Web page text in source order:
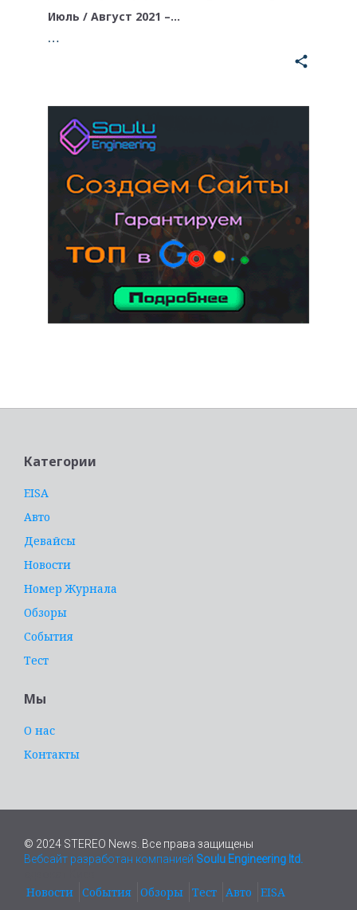
Июль / Август 2021 –…
…
share
Категории
EISA
Авто
Девайсы
Новости
Номер Журнала
Обзоры
События
Тест
Мы
О нас
Контакты
© 2024 STEREO News. Все права защищены
Вебсайт разработан компанией Soulu Engineering ltd.
Новости События Обзоры Тест Авто EISA